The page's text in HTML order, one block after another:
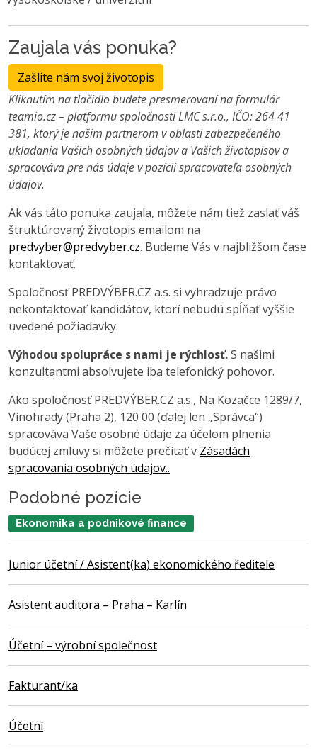
Zaujala vás ponuka?
Zašlite nám svoj životopis
Kliknutím na tlačidlo budete presmerovaní na formulár
teamio.cz – platformu spoločnosti LMC s.r.o., IČO: 264 41
381, ktorý je našim partnerom v oblasti zabezpečeného
ukladania Vašich osobných údajov a Vašich životopisov a
spracováva pre nás údaje v pozícii spracovateľa osobných
údajov.
Ak vás táto ponuka zaujala, môžete nám tiež zaslať váš
štruktúrovaný životopis emailom na
predvyber@predvyber.cz. Budeme Vás v najbližšom čase
kontaktovať.
Spoločnosť PREDVÝBER.CZ a.s. si vyhradzuje právo
nekontaktovať kandidátov, ktorí nebudú spĺňať vyššie
uvedené požiadavky.
Výhodou spolupráce s nami je rýchlosť.S našimi
konzultantmi absolvujete iba telefonický pohovor.
Ako spoločnosť PREDVÝBER.CZ a.s., Na Kozačce 1289/7,
Vinohrady (Praha 2), 120 00 (ďalej len „Správca“)
spracováva Vaše osobné údaje za účelom plnenia
budúcej zmluvy si môžete prečítať v Zásadách
spracovania osobných údajov..
Podobné pozície
Ekonomika a podnikové finance
Junior účetní / Asistent(ka) ekonomického ředitele
Asistent auditora – Praha – Karlín
Účetní – výrobní společnost
Fakturant/ka
Účetní